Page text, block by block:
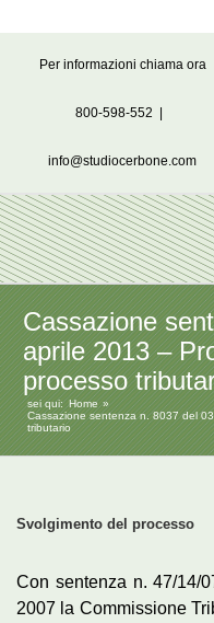
Per informazioni chiama ora
800-598-552
info@studiocerbone.com
Cassazione
aprile 2013 –
processo
sei qui:
Home
Cassazione sentenza n. 8037 del
tributario
Svolgimento del processo
Con sentenza n. 47/14/
2007 la Commissione